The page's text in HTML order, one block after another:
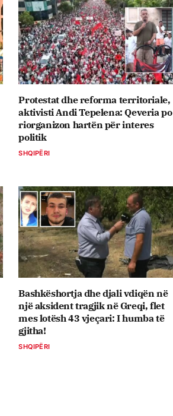
Protestat dhe reforma territoriale,
aktivisti Andi Tepelena: Qeveria po
riorganizon hartën për interes
politik
SHQIPËRI
Bashkëshortja dhe djali vdiqën në
një aksident tragjik në Greqi, flet
mes lotësh 43 vjeçari: I humba të
gjitha!
SHQIPËRI